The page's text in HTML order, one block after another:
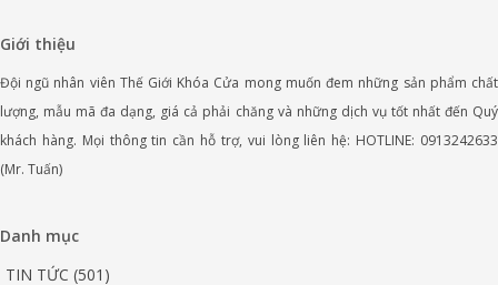
Giới thiệu
Đội ngũ nhân viên Thế Giới Khóa Cửa mong muốn đem những sản phẩm chất
lượng, mẫu mã đa dạng, giá cả phải chăng và những dịch vụ tốt nhất đến Quý
khách hàng. Mọi thông tin cần hỗ trợ, vui lòng liên hệ: HOTLINE: 0913242633
(Mr. Tuấn)
Danh mục
TIN TỨC (501)